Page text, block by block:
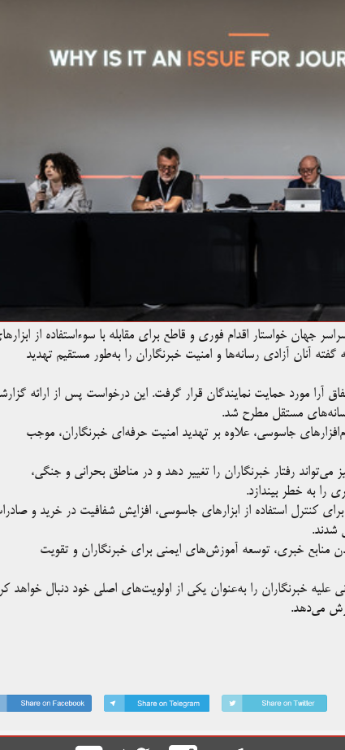
جهان خواستار اقدام فوری و قاطع برای مقابله با سوءاستفاده از
آنان آزادی رسانه‌ها و امنیت خبرنگاران را به‌طور مستقیم تهدید
آرا مورد حمایت نمایندگان قرار گرفت. این درخواست پس از ارائه
مستقل مطرح شد.
جاسوسی، علاوه بر تهدید امنیت حرفه‌ای خبرنگاران، موجب
رفتار خبرنگاران را تغییر دهد و در مناطق بحرانی و جنگی،
را به خطر بیندازد.
کنترل استفاده از ابزارهای جاسوسی، افزایش شفافیت در خرید و
شدند.
خبری، توسعه آموزش‌های ایمنی برای خبرنگاران و تقویت
علیه خبرنگاران را به‌عنوان یکی از اولویت‌های اصلی خود دنبال خواهد
می‌دهد.